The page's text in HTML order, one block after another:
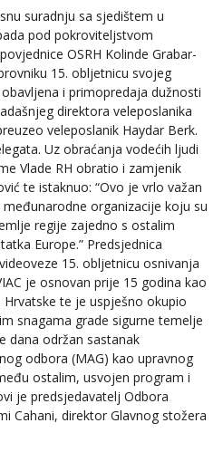
suradnju sa sjedištem u
pod pokroviteljstvom
OSRH Kolinde Grabar-
15. obljetnicu svojeg
i primopredaja dužnosti
direktora veleposlanika
veleposlanik Haydar Berk.
Uz obraćanja vodećih ljudi
Vlade RH obratio i zamjenik
te istaknuo: “Ovo je vrlo važan
organizacije koju su
regije zajedno s ostalim
Europe.” Predsjednica
15. obljetnicu osnivanja
je osnovan prije 15 godina kao
te je uspješno okupio
snagama grade sigurne temelje
dana održan sastanak
odbora (MAG) kao upravnog
ostalim, usvojen program i
je predsjedavatelj Odbora
Cahani, direktor Glavnog stožera